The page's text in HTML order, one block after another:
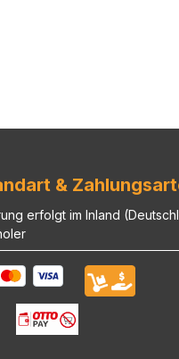
&
erfolgt im Inland